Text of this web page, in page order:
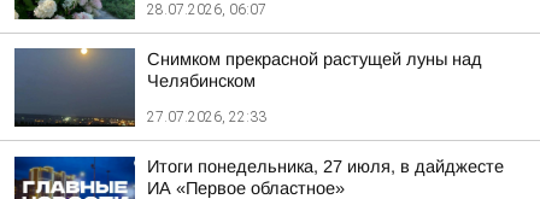
28.07.2026, 06:07
Снимком прекрасной растущей луны над
Челябинском
27.07.2026, 22:33
Итоги понедельника, 27 июля, в дайджесте
ИА «Первое областное»